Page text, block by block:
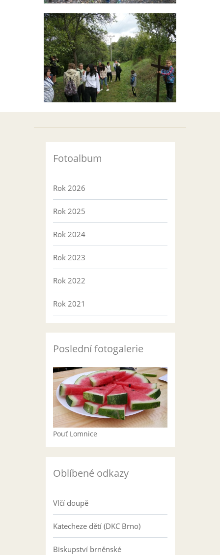
Fotoalbum
Rok 2026
Rok 2025
Rok 2024
Rok 2023
Rok 2022
Rok 2021
Poslední fotogalerie
Pouť Lomnice
Oblíbené odkazy
Vlčí doupě
Katecheze dětí (DKC Brno)
Biskupství brněnské